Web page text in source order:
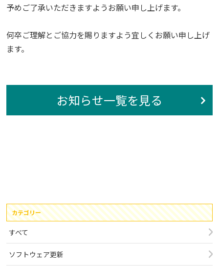
予めご了承いただきますようお願い申し上げます。
何卒ご理解とご協力を賜りますよう宜しくお願い申し上げ
ます。
お知らせ一覧を見る
カテゴリー
すべて
ソフトウェア更新